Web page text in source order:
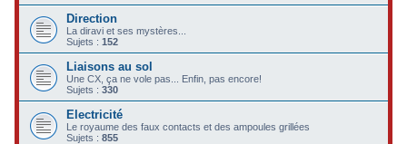
Direction
La diravi et ses mystères...
Sujets :152
Liaisons au sol
Une CX, ça ne vole pas... Enfin, pas encore!
Sujets :330
Electricité
Le royaume des faux contacts et des ampoules grillées
Sujets :855